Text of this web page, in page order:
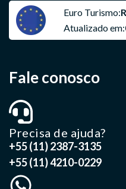
Euro Turismo:
Atualizado em:
Fale conosco
Precisa de ajuda?
+55 (11) 2387-3135
+55 (11) 4210-0229